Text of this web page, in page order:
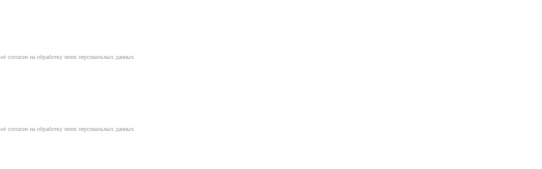
согласие на обработку моих персональных данных
согласие на обработку моих персональных данных